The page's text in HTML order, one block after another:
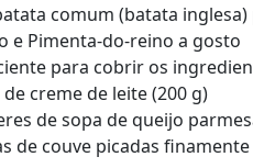
comum (batata inglesa)
e Pimenta-do-reino a gosto
para cobrir os
creme de leite (200 g)
de sopa de queijo
de couve picadas